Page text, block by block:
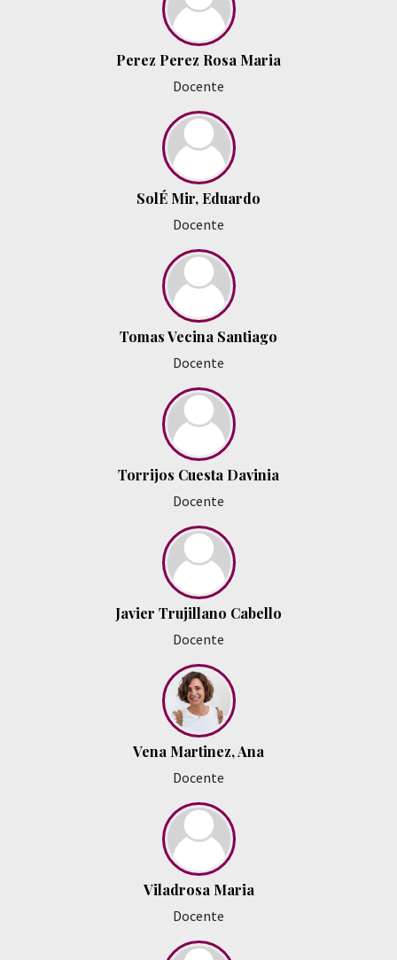
Perez Perez Rosa Maria
Docente
SolÉ Mir, Eduardo
Docente
Tomas Vecina Santiago
Docente
Torrijos Cuesta Davinia
Docente
Javier Trujillano Cabello
Docente
Vena Martinez, Ana
Docente
Viladrosa Maria
Docente